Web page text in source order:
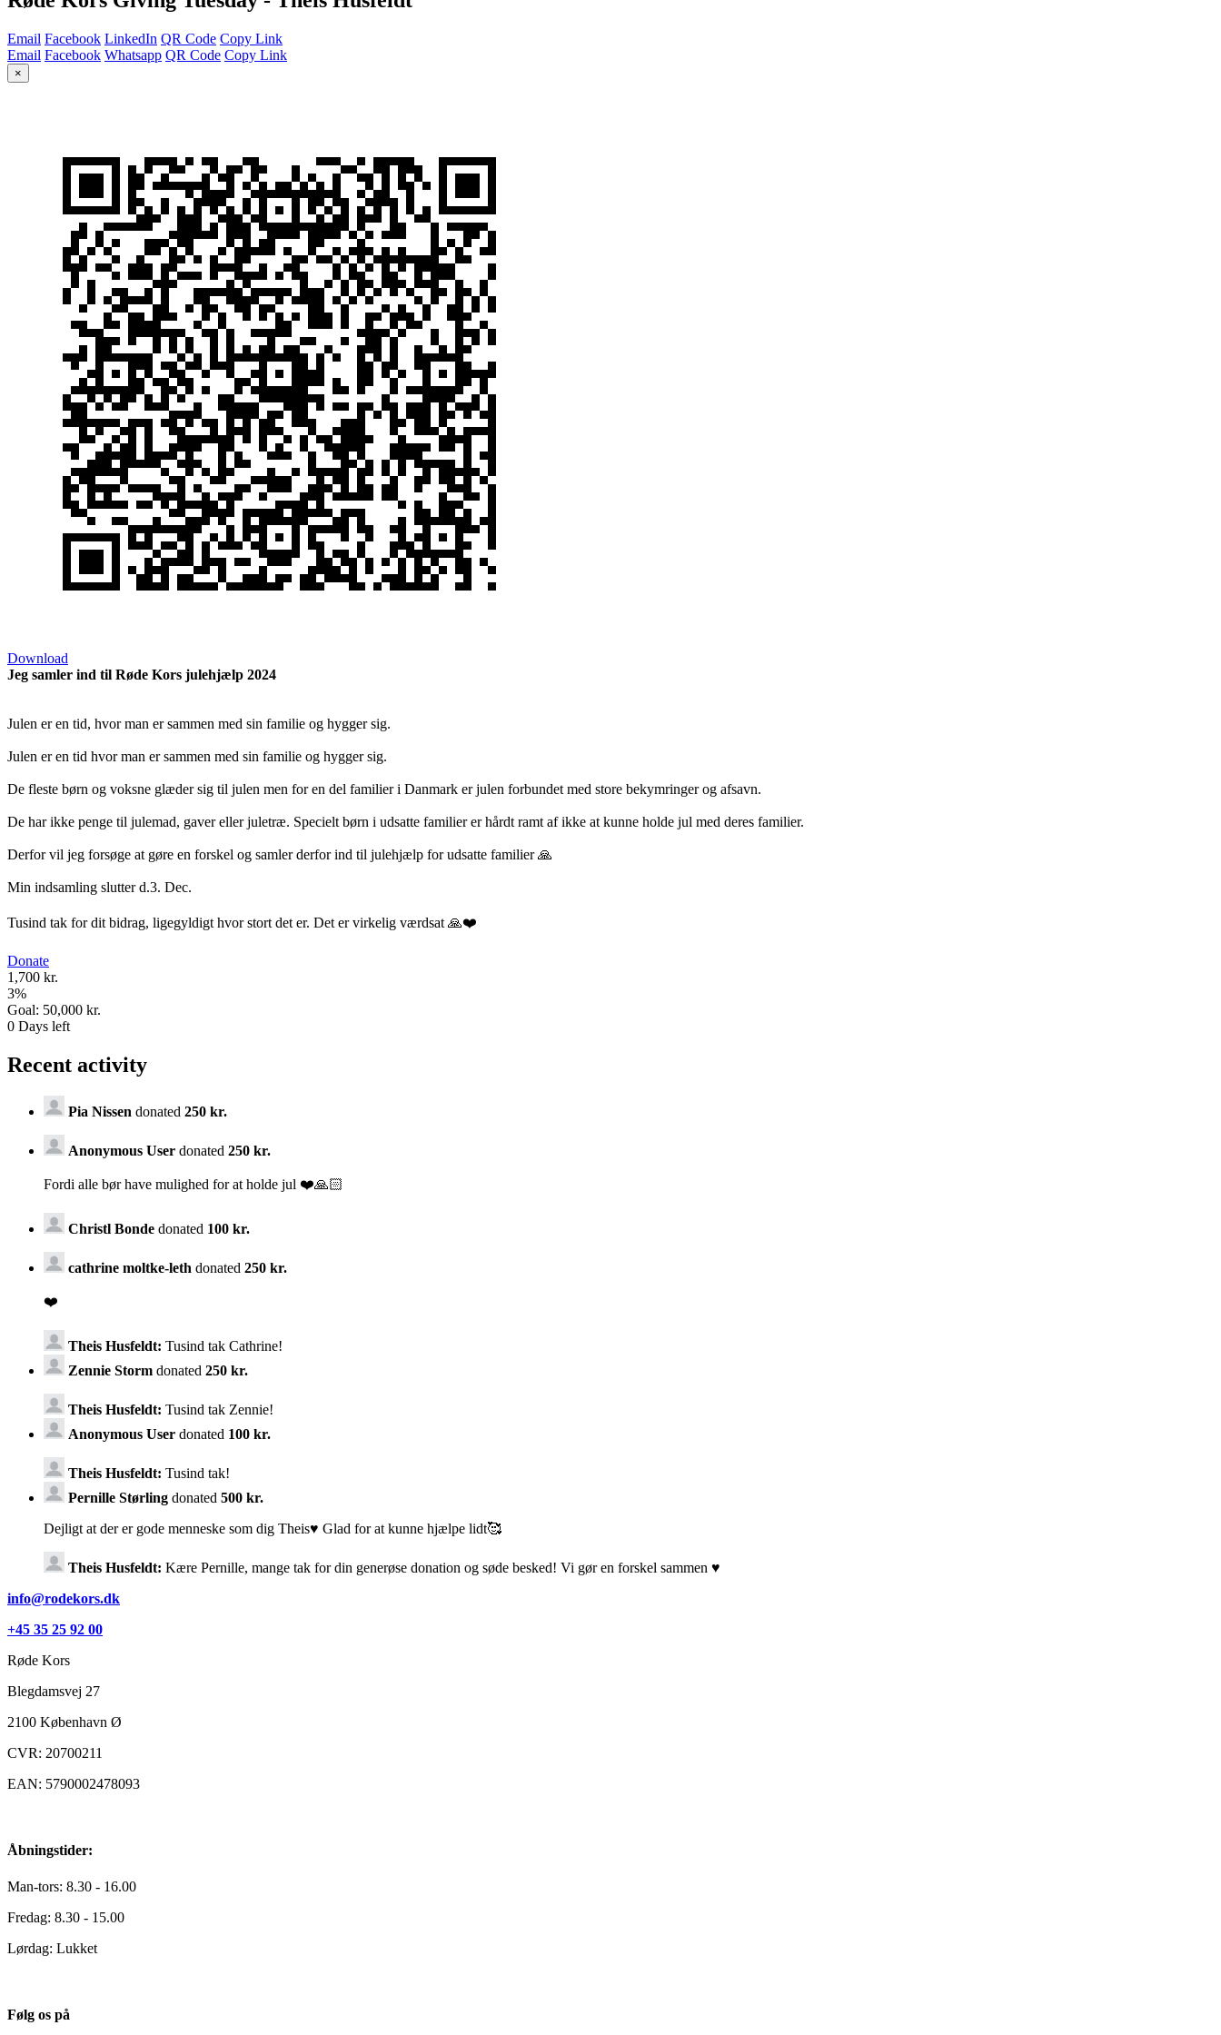
Email Facebook LinkedIn QR Code Copy Link
Email Facebook Whatsapp QR Code Copy Link
×
Download
Jeg samler ind til Røde Kors julehjælp 2024
Julen er en tid, hvor man er sammen med sin familie og hygger sig.
Julen er en tid hvor man er sammen med sin familie og hygger sig.
De fleste børn og voksne glæder sig til julen men for en del familier i Danmark er julen forbundet med store bekymringer og afsavn.
De har ikke penge til julemad, gaver eller juletræ. Specielt børn i udsatte familier er hårdt ramt af ikke at kunne holde jul med deres familier.
Derfor vil jeg forsøge at gøre en forskel og samler derfor ind til julehjælp for udsatte familier 🙏
Min indsamling slutter d.3. Dec.
Tusind tak for dit bidrag, ligegyldigt hvor stort det er. Det er virkelig værdsat 🙏❤️
Donate
1,700 kr.
3%
Goal: 50,000 kr.
0 Days left
Recent activity
Pia Nissen donated 250 kr.
Anonymous User donated 250 kr.
Fordi alle bør have mulighed for at holde jul ❤️🙏🏻
Christl Bonde donated 100 kr.
cathrine moltke-leth donated 250 kr.
❤️
Theis Husfeldt: Tusind tak Cathrine!
Zennie Storm donated 250 kr.
Theis Husfeldt: Tusind tak Zennie!
Anonymous User donated 100 kr.
Theis Husfeldt: Tusind tak!
Pernille Størling donated 500 kr.
Dejligt at der er gode menneske som dig Theis♥️ Glad for at kunne hjælpe lidt🥰
Theis Husfeldt: Kære Pernille, mange tak for din generøse donation og søde besked! Vi gør en forskel sammen ♥️
info@rodekors.dk
+45 35 25 92 00
Røde Kors
Blegdamsvej 27
2100 København Ø
CVR: 20700211
EAN: 5790002478093
Åbningstider:
Man-tors: 8.30 - 16.00
Fredag: 8.30 - 15.00
Lørdag: Lukket
Følg os på